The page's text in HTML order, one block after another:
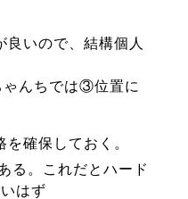
いので、結構個人
んちでは③位置に
確保しておく。
る。これだとハード
はず